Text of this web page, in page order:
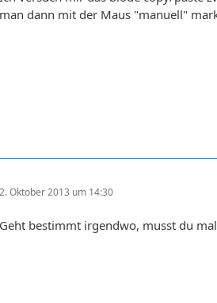
man dann mit der Maus "manuell"
2. Oktober 2013 um 14:30
Geht bestimmt irgendwo, musst du